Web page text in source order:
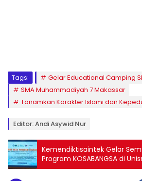
Tags:
Gelar Educational Camping
SMA Muhammadiyah 7 Makassar
Tanamkan Karakter Islami dan
Editor: Andi Asywid Nur
Kemendiktisaintek Gelar
Program KOSABANGSA di